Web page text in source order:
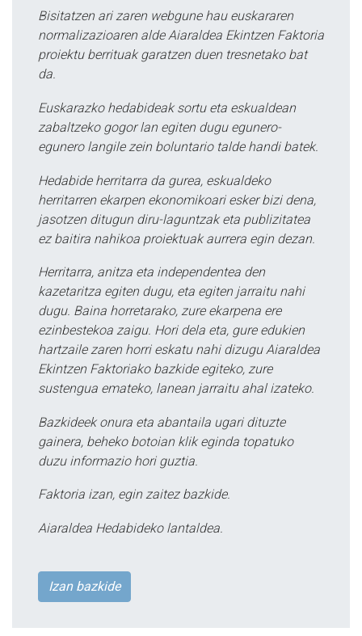
Bisitatzen ari zaren webgune hau euskararen
normalizazioaren alde Aiaraldea Ekintzen Faktoria
proiektu berrituak garatzen duen tresnetako bat
da.
Euskarazko hedabideak sortu eta eskualdean
zabaltzeko gogor lan egiten dugu egunero-
egunero langile zein boluntario talde handi batek.
Hedabide herritarra da gurea, eskualdeko
herritarren ekarpen ekonomikoari esker bizi dena,
jasotzen ditugun diru-laguntzak eta publizitatea
ez baitira nahikoa proiektuak aurrera egin dezan.
Herritarra, anitza eta independentea den
kazetaritza egiten dugu, eta egiten jarraitu nahi
dugu. Baina horretarako, zure ekarpena ere
ezinbestekoa zaigu. Hori dela eta, gure edukien
hartzaile zaren horri eskatu nahi dizugu Aiaraldea
Ekintzen Faktoriako bazkide egiteko, zure
sustengua emateko, lanean jarraitu ahal izateko.
Bazkideek onura eta abantaila ugari dituzte
gainera, beheko botoian klik eginda topatuko
duzu informazio hori guztia.
Faktoria izan, egin zaitez bazkide.
Aiaraldea Hedabideko lantaldea.
Izan bazkide